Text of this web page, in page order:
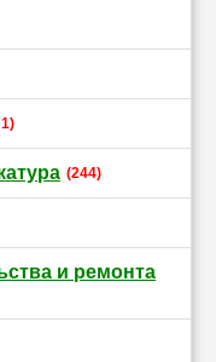
(244)
и ремонта